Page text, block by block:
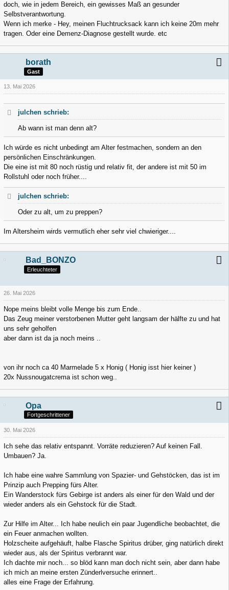
doch, wie in jedem Bereich, ein gewisses Maß an gesunder
Selbstverantwortung.
Wenn ich merke - Hey, meinen Fluchtrucksack kann ich keine 20m mehr
tragen. Oder eine Demenz-Diagnose gestellt wurde. etc
borath
Gast
13. Mai 2026
julchen schrieb:
Ab wann ist man denn alt?
Ich würde es nicht unbedingt am Alter festmachen, sondern an den
persönlichen Einschränkungen.
Die eine ist mit 80 noch rüstig und relativ fit, der andere ist mit 50 im
Rollstuhl oder noch früher....
julchen schrieb:
Oder zu alt, um zu preppen?
Im Altersheim wirds vermutlich eher sehr viel chwieriger....
Bad_BONZO
Erleuchteter
26. Mai 2026
Nope meins bleibt volle Menge bis zum Ende..
Das Zeug meiner verstorbenen Mutter geht langsam der hälfte zu und hat
uns sehr geholfen
aber dann ist da ja noch meins ..
von ihr noch ca 40 Marmelade 5 x Honig ( Honig isst hier keiner )
20x Nussnougatcrema ist schon weg..
Opa
Fortgeschrittener
30. Mai 2026
Ich sehe das relativ entspannt. Vorräte reduzieren? Auf keinen Fall.
Umbauen? Ja.
Ich habe eine wahre Sammlung von Spazier- und Gehstöcken, das ist im
Prinzip auch Prepping fürs Alter.
Ein Wanderstock fürs Gebirge ist anders als einer für den Wald und der
wieder anders als ein Gehstock für die Stadt.
Zur Hilfe im Alter... Ich habe neulich ein paar Jugendliche beobachtet, die
ein Feuer anmachen wollten.
Holzscheite aufgehäuft, halbe Flasche Spiritus drüber, ging natürlich direkt
wieder aus, als der Spiritus verbrannt war.
Ich dachte mir noch... so blöd kann man doch nicht sein, aber dann habe
ich mich an meine ersten Zünderlversuche erinnert..
alles eine Frage der Erfahrung.